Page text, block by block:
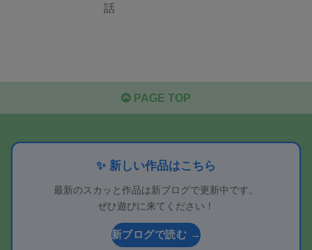
話
PAGE TOP
✨ 新しい作品はこちら
最新のスカッと作品は新ブログで更新中です。
ぜひ遊びに来てください！
新ブログで読む →